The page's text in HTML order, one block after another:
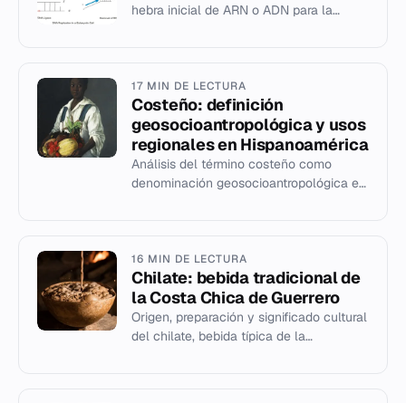
hebra inicial de ARN o ADN para la
17 MIN DE LECTURA
Costeño: definición
geosocioantropológica y usos
regionales en Hispanoamérica
Análisis del término costeño como
denominación geosocioantropológica en
16 MIN DE LECTURA
Chilate: bebida tradicional de
la Costa Chica de Guerrero
Origen, preparación y significado cultural
del chilate, bebida típica de la